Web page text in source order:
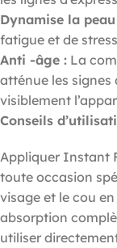
Dynamise la
fatigue et de
Anti -âge : La
atténue les
visiblement
Conseils
Appliquer Instant
toute occasion
visage et le cou
absorption
utiliser